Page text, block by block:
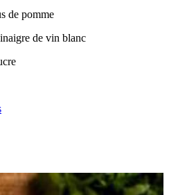
de pomme
de vin blanc